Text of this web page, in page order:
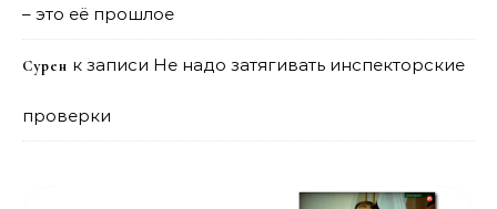
– это её прошлое
Сурен к записи Не надо затягивать инспекторские
проверки